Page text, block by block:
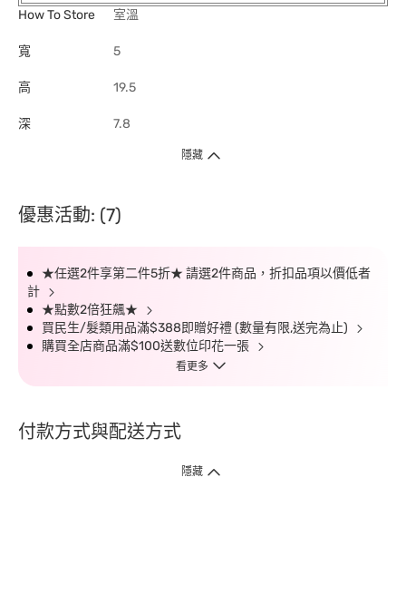
How To Store
室溫
寬 5
高 19.5
深 7.8
隱藏
優惠活動: (7)
★任選2件享第二件5折★ 請選2件商品，折扣品項以價低者
計
★點數2倍狂飆★
買民生/髮類用品滿$388即贈好禮 (數量有限,送完為止)
購買全店商品滿$100送數位印花一張
看更多
付款方式與配送方式
隱藏